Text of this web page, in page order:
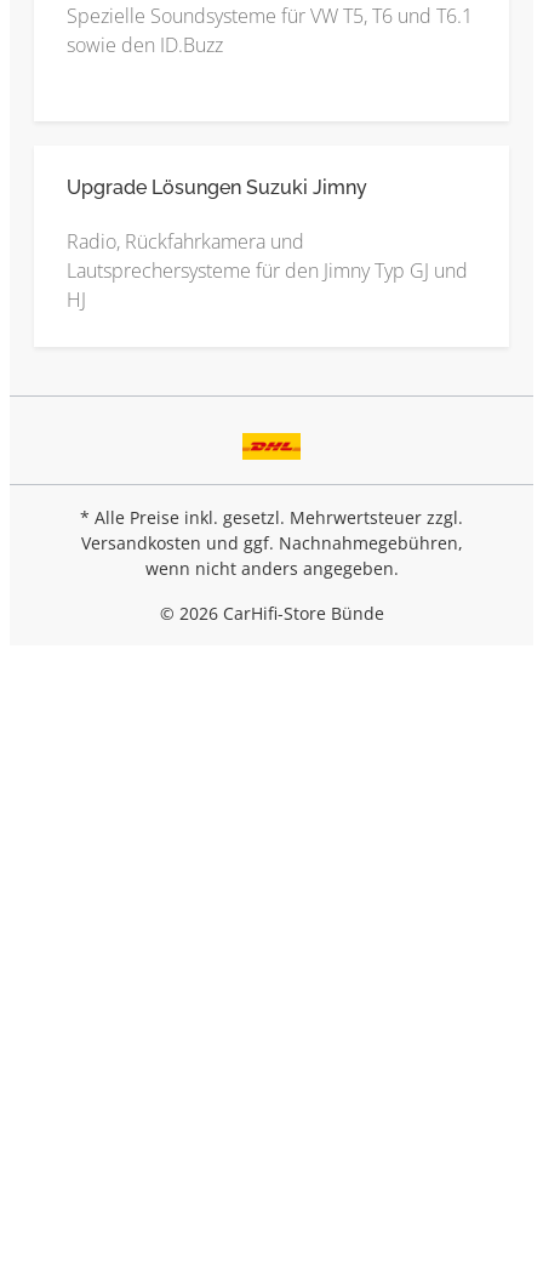
Spezielle Soundsysteme für VW T5, T6 und T6.1
sowie den ID.Buzz
Upgrade Lösungen Suzuki Jimny
Radio, Rückfahrkamera und
Lautsprechersysteme für den Jimny Typ GJ und
HJ
* Alle Preise inkl. gesetzl. Mehrwertsteuer zzgl.
Versandkosten und ggf. Nachnahmegebühren,
wenn nicht anders angegeben.
© 2026 CarHifi-Store Bünde